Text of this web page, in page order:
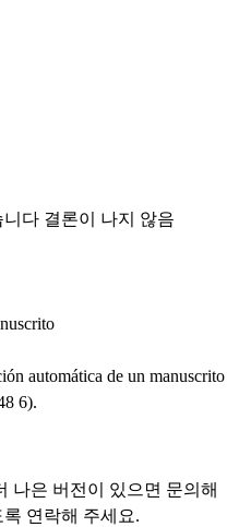
니다 결론이 나지 않음
automática de un manuscrito
6).
나은 버전이 있으면 문의해
연락해 주세요.